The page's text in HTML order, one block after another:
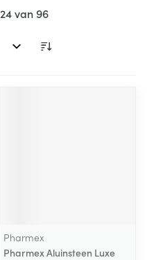
24van96
Pharmex
Pharmex Aluinsteen Luxe